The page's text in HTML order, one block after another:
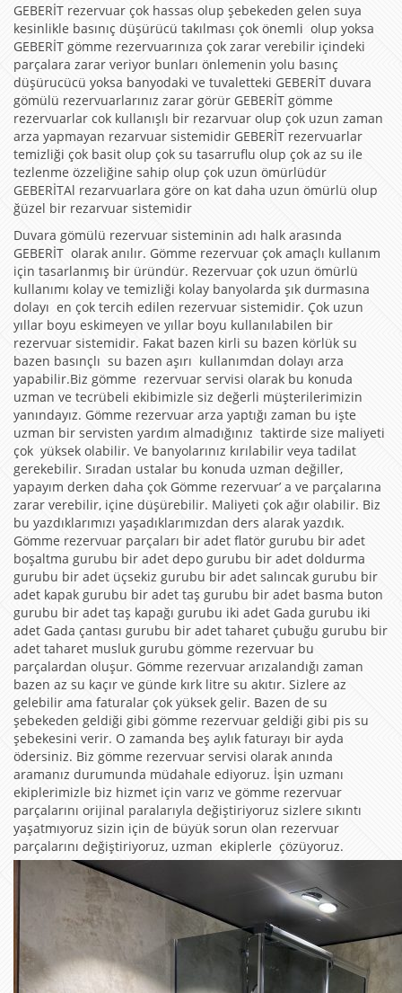
GEBERİT rezervuar çok hassas olup şebekeden gelen suya
kesinlikle basınıç düşürücü takılması çok önemli olup yoksa
GEBERİT gömme rezervuarınıza çok zarar verebilir içindeki
parçalara zarar veriyor bunları önlemenin yolu basınç
düşürucücü yoksa banyodaki ve tuvaletteki GEBERİT duvara
gömülü rezervuarlarınız zarar görür GEBERİT gömme
rezervuarlar cok kullanışlı bir rezarvuar olup çok uzun zaman
arza yapmayan rezarvuar sistemidir GEBERİT rezervuarlar
temizliği çok basit olup çok su tasarruflu olup çok az su ile
tezlenme özzeliğine sahip olup çok uzun ömürlüdür
GEBERİTAl rezarvuarlara göre on kat daha uzun ömürlü olup
ğüzel bir rezarvuar sistemidir
Duvara gömülü rezervuar sisteminin adı halk arasında
GEBERİT olarak anılır. Gömme rezervuar çok amaçlı kullanım
için tasarlanmış bir üründür. Rezervuar çok uzun ömürlü
kullanımı kolay ve temizliği kolay banyolarda şık durmasına
dolayı en çok tercih edilen rezervuar sistemidir. Çok uzun
yıllar boyu eskimeyen ve yıllar boyu kullanılabilen bir
rezervuar sistemidir. Fakat bazen kirli su bazen körlük su
bazen basınçlı su bazen aşırı kullanımdan dolayı arza
yapabilir.Biz gömme rezervuar servisi olarak bu konuda
uzman ve tecrübeli ekibimizle siz değerli müşterilerimizin
yanındayız. Gömme rezervuar arza yaptığı zaman bu işte
uzman bir servisten yardım almadığınız taktirde size maliyeti
çok yüksek olabilir. Ve banyolarınız kırılabilir veya tadilat
gerekebilir. Sıradan ustalar bu konuda uzman değiller,
yapayım derken daha çok Gömme rezervuar’ a ve parçalarına
zarar verebilir, içine düşürebilir. Maliyeti çok ağır olabilir. Biz
bu yazdıklarımızı yaşadıklarımızdan ders alarak yazdık.
Gömme rezervuar parçaları bir adet flatör gurubu bir adet
boşaltma gurubu bir adet depo gurubu bir adet doldurma
gurubu bir adet üçsekiz gurubu bir adet salıncak gurubu bir
adet kapak gurubu bir adet taş gurubu bir adet basma buton
gurubu bir adet taş kapağı gurubu iki adet Gada gurubu iki
adet Gada çantası gurubu bir adet taharet çubuğu gurubu bir
adet taharet musluk gurubu gömme rezervuar bu
parçalardan oluşur. Gömme rezervuar arızalandığı zaman
bazen az su kaçır ve günde kırk litre su akıtır. Sizlere az
gelebilir ama faturalar çok yüksek gelir. Bazen de su
şebekeden geldiği gibi gömme rezervuar geldiği gibi pis su
şebekesini verir. O zamanda beş aylık faturayı bir ayda
ödersiniz. Biz gömme rezervuar servisi olarak anında
aramanız durumunda müdahale ediyoruz. İşin uzmanı
ekiplerimizle biz hizmet için varız ve gömme rezervuar
parçalarını orijinal paralarıyla değiştiriyoruz sizlere sıkıntı
yaşatmıyoruz sizin için de büyük sorun olan rezervuar
parçalarını değiştiriyoruz, uzman ekiplerle çözüyoruz.